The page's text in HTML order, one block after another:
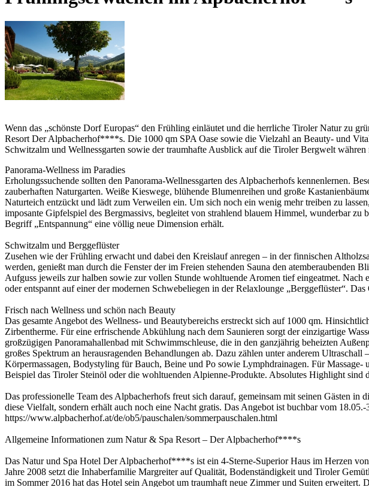
Wenn das „schönste Dorf Europas“ den Frühling einläutet und die herrliche Tiroler Natur zu
Resort Der Alpbacherhof****s. Die 1000 qm SPA Oase sowie die Vielzahl an Beauty- und
Schwitzalm und Wellnessgarten sowie der traumhafte Ausblick auf die Tiroler Bergwelt
Panorama-Wellness im Paradies
Erholungssuchende sollten den Panorama-Wellnessgarten des Alpbacherhofs kennenlernen.
zauberhaften Naturgarten. Weiße Kieswege, blühende Blumenreihen und große
Naturteich entzückt und lädt zum Verweilen ein. Um sich noch ein wenig mehr treiben zu
imposante Gipfelspiel des Bergmassivs, begleitet von strahlend blauem Himmel, wunderbar
Begriff „Entspannung“ eine völlig neue Dimension erhält.
Schwitzalm und Berggeflüster
Zusehen wie der Frühling erwacht und dabei den Kreislauf anregen – in der finnischen
werden, genießt man durch die Fenster der im Freien stehenden Sauna den
Aufguss jeweils zur halben sowie zur vollen Stunde wohltuende Aromen tief eingeatmet. Nach
oder entspannt auf einer der modernen Schwebeliegen in der Relaxlounge „Berggeflüster“.
Frisch nach Wellness und schön nach Beauty
Das gesamte Angebot des Wellness- und Beautybereichs erstreckt sich auf 1000 qm.
Zirbentherme. Für eine erfrischende Abkühlung nach dem Saunieren sorgt der einzigartige
großzügigen Panoramahallenbad mit Schwimmschleuse, die in den ganzjährig beheizten
großes Spektrum an herausragenden Behandlungen ab. Dazu zählen unter anderem
Körpermassagen, Bodystyling für Bauch, Beine und Po sowie Lymphdrainagen. Für
Beispiel das Tiroler Steinöl oder die wohltuenden Alpienne-Produkte. Absolutes Highlight
Das professionelle Team des Alpbacherhofs freut sich darauf, gemeinsam mit seinen Gästen
diese Vielfalt, sondern erhält auch noch eine Nacht gratis. Das Angebot ist buchbar vom
https://www.alpbacherhof.at/de/ob5/pauschalen/sommerpauschalen.html
Allgemeine Informationen zum Natur & Spa Resort – Der Alpbacherhof****s
Das Natur und Spa Hotel Der Alpbacherhof****s ist ein 4-Sterne-Superior Haus im Herzen
Jahre 2008 setzt die Inhaberfamilie Margreiter auf Qualität, Bodenständigkeit und Tiroler
im Sommer 2016 hat das Hotel sein Angebot um traumhaft neue Zimmer und Suiten